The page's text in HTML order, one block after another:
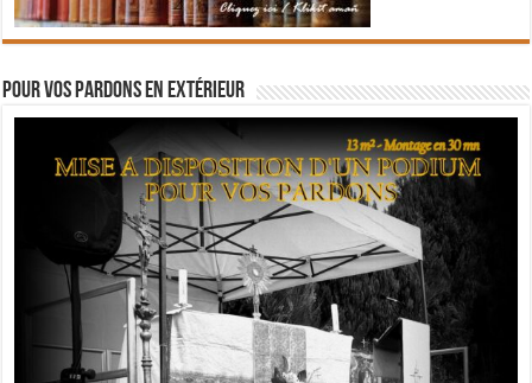
Pour vos pardons en extérieur